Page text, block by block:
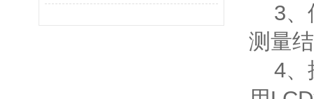
3、
测量
4、